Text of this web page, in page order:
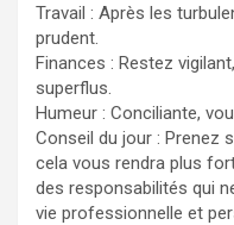
Travail : Après les
prudent.
Finances : Restez
superflus.
Humeur : Conciliante,
Conseil du jour : Prenez
cela vous rendra plus
des responsabilités qui
vie professionnelle et